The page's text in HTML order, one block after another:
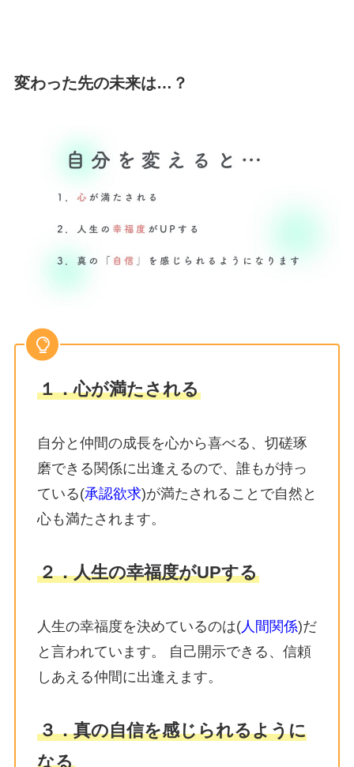
変わった先の未来は…？
１．心が満たされる
自分と仲間の成長を心から喜べる、切磋琢
磨できる関係に出逢えるので、誰もが持っ
ている(承認欲求)が満たされることで自然と
心も満たされます。
２．人生の幸福度がUPする
人生の幸福度を決めているのは(人間関係)だ
と言われています。 自己開示できる、信頼
しあえる仲間に出逢えます。
３．真の自信を感じられるように
なる